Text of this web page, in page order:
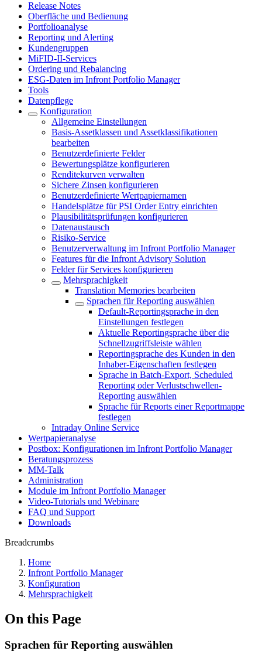
Release Notes
Oberfläche und Bedienung
Portfolioanalyse
Reporting und Alerting
Kundengruppen
MiFID-II-Services
Ordering und Rebalancing
ESG-Daten im Infront Portfolio Manager
Tools
Datenpflege
Konfiguration
Allgemeine Einstellungen
Basis-Assetklassen und Assetklassifikationen
bearbeiten
Benutzerdefinierte Felder
Bewertungsplätze konfigurieren
Renditekurven verwalten
Sichere Zinsen konfigurieren
Benutzerdefinierte Wertpapiernamen
Handelsplätze für PSI Order Entry einrichten
Plausibilitätsprüfungen konfigurieren
Datenaustausch
Risiko-Service
Benutzerverwaltung im Infront Portfolio Manager
Features für die Infront Advisory Solution
Felder für Services konfigurieren
Mehrsprachigkeit
Translation Memories bearbeiten
Sprachen für Reporting auswählen
Default-Reportingsprache in den
Einstellungen festlegen
Aktuelle Reportingsprache über die
Schnellzugriffsleiste wählen
Reportingsprache des Kunden in den
Inhaber-Eigenschaften festlegen
Sprache in Batch-Export, Scheduled
Reporting oder Verlustschwellen-
Reporting auswählen
Sprache für Reports einer Reportmappe
festlegen
Intraday Online Service
Wertpapieranalyse
Postbox: Konfigurationen im Infront Portfolio Manager
Beratungsprozess
MM-Talk
Administration
Module im Infront Portfolio Manager
Video-Tutorials und Webinare
FAQ und Support
Downloads
Breadcrumbs
Home
Infront Portfolio Manager
Konfiguration
Mehrsprachigkeit
On this Page
Sprachen für Reporting auswählen